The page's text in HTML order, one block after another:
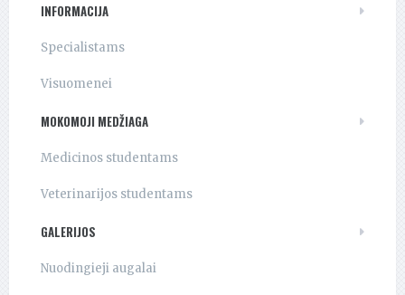
INFORMACIJA
Specialistams
Visuomenei
MOKOMOJI MEDŽIAGA
Medicinos studentams
Veterinarijos studentams
GALERIJOS
Nuodingieji augalai